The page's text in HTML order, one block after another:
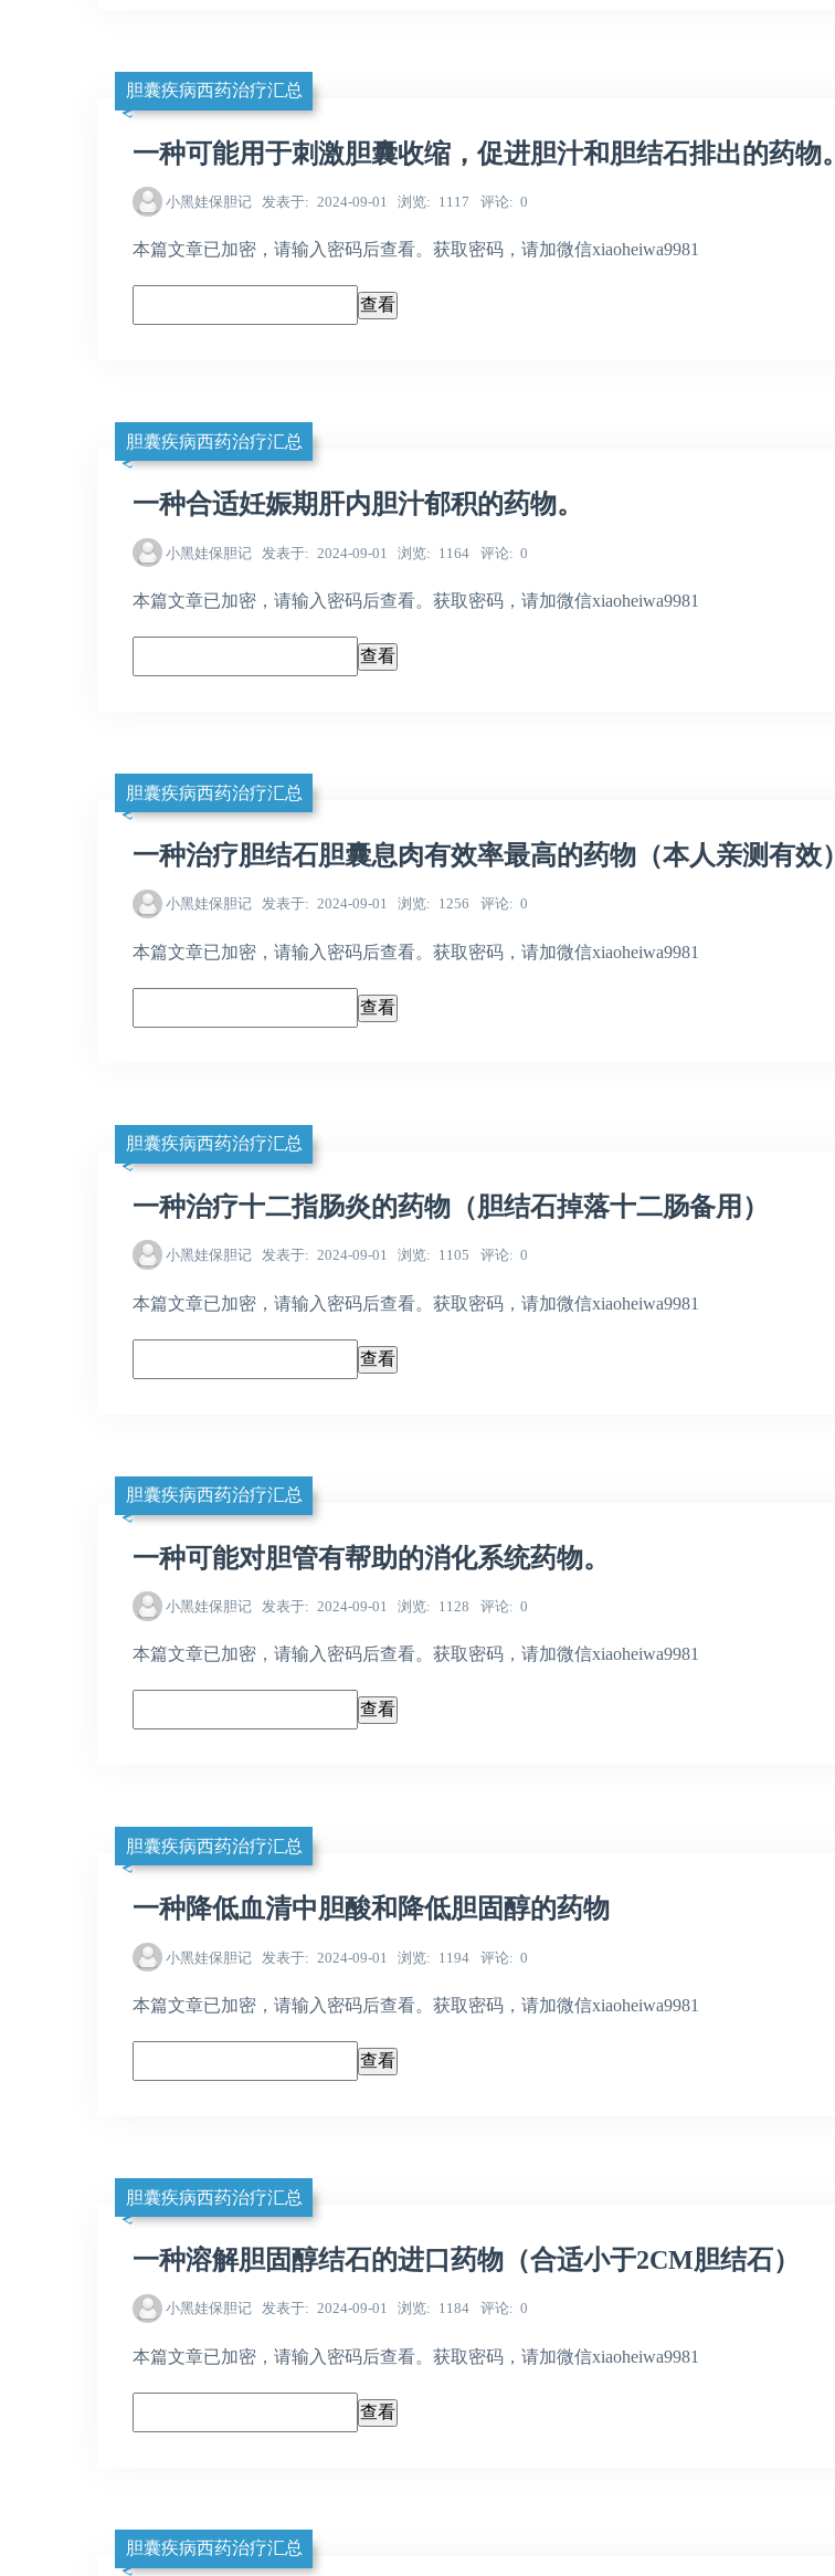
胆囊疾病西药治疗汇总
一种可能用于刺激胆囊收缩，促进胆汁和胆结石排出的药物。
小黑娃保胆记 发表于 2024-09-01 浏览 1117 评论 0
本篇文章已加密，请输入密码后查看。获取密码，请加微信xiaoheiwa9981
胆囊疾病西药治疗汇总
一种合适妊娠期肝内胆汁郁积的药物。
小黑娃保胆记 发表于 2024-09-01 浏览 1164 评论 0
本篇文章已加密，请输入密码后查看。获取密码，请加微信xiaoheiwa9981
胆囊疾病西药治疗汇总
一种治疗胆结石胆囊息肉有效率最高的药物（本人亲测有效）
小黑娃保胆记 发表于 2024-09-01 浏览 1256 评论 0
本篇文章已加密，请输入密码后查看。获取密码，请加微信xiaoheiwa9981
胆囊疾病西药治疗汇总
一种治疗十二指肠炎的药物（胆结石掉落十二肠备用）
小黑娃保胆记 发表于 2024-09-01 浏览 1105 评论 0
本篇文章已加密，请输入密码后查看。获取密码，请加微信xiaoheiwa9981
胆囊疾病西药治疗汇总
一种可能对胆管有帮助的消化系统药物。
小黑娃保胆记 发表于 2024-09-01 浏览 1128 评论 0
本篇文章已加密，请输入密码后查看。获取密码，请加微信xiaoheiwa9981
胆囊疾病西药治疗汇总
一种降低血清中胆酸和降低胆固醇的药物
小黑娃保胆记 发表于 2024-09-01 浏览 1194 评论 0
本篇文章已加密，请输入密码后查看。获取密码，请加微信xiaoheiwa9981
胆囊疾病西药治疗汇总
一种溶解胆固醇结石的进口药物（合适小于2CM胆结石）
小黑娃保胆记 发表于 2024-09-01 浏览 1184 评论 0
本篇文章已加密，请输入密码后查看。获取密码，请加微信xiaoheiwa9981
胆囊疾病西药治疗汇总